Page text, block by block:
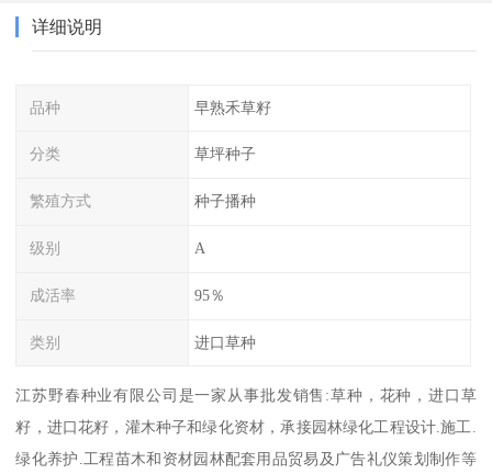
详细说明
品种 早熟禾草籽
分类 草坪种子
繁殖方式 种子播种
级别 A
成活率 95％
类别 进口草种
江苏野春种业有限公司是一家从事批发销售:草种，花种，进口草
籽，进口花籽，灌木种子和绿化资材，承接园林绿化工程设计.施工.
绿化养护.工程苗木和资材园林配套用品贸易及广告礼仪策划制作等